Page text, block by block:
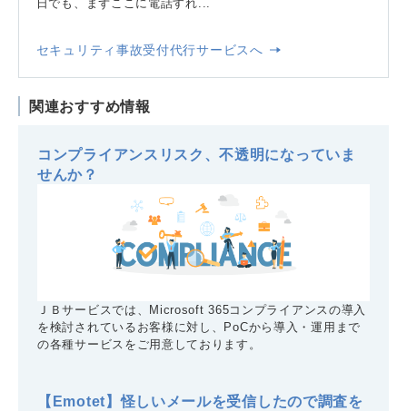
日でも、まずここに電話すれ...
セキュリティ事故受付代行サービスへ
関連おすすめ情報
コンプライアンスリスク、不透明になっていま
せんか？
ＪＢサービスでは、Microsoft 365コンプライアンスの導入
を検討されているお客様に対し、PoCから導入・運用まで
の各種サービスをご用意しております。
【Emotet】怪しいメールを受信したので調査を